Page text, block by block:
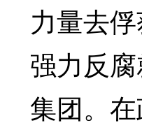
力量去
强力反
集团。